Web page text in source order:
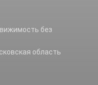
без
область